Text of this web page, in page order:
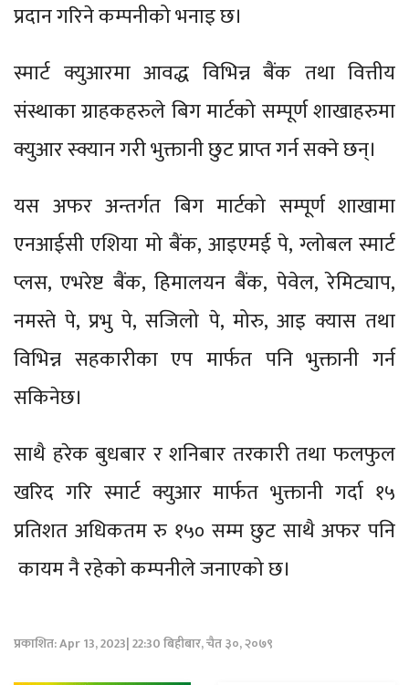
प्रदान गरिने कम्पनीको भनाइ छ।
स्मार्ट क्युआरमा आवद्ध विभिन्न बैंक तथा वित्तीय
संस्थाका ग्राहकहरुले बिग मार्टको सम्पूर्ण शाखाहरुमा
क्युआर स्क्यान गरी भुक्तानी छुट प्राप्त गर्न सक्ने छन्।
यस अफर अन्तर्गत बिग मार्टको सम्पूर्ण शाखामा
एनआईसी एशिया मो बैंक, आइएमई पे, ग्लोबल स्मार्ट
प्लस, एभरेष्ट बैंक, हिमालयन बैंक, पेवेल, रेमिट्याप,
नमस्ते पे, प्रभु पे, सजिलो पे, मोरु, आइ क्यास तथा
विभिन्न सहकारीका एप मार्फत पनि भुक्तानी गर्न
सकिनेछ।
साथै हरेक बुधबार र शनिबार तरकारी तथा फलफुल
खरिद गरि स्मार्ट क्युआर मार्फत भुक्तानी गर्दा १५
प्रतिशत अधिकतम रु १५० सम्म छुट साथै अफर पनि
कायम नै रहेको कम्पनीले जनाएको छ।
प्रकाशित: Apr 13, 2023| 22:30 बिहीबार, चैत ३०, २०७९